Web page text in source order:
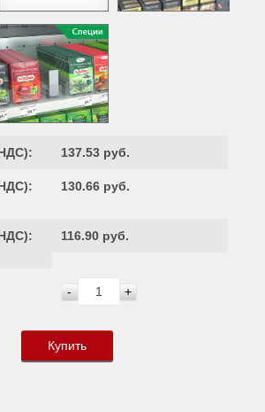
): 137.53 руб.
):
130.66 руб.
):
116.90 руб.
- +
Купить